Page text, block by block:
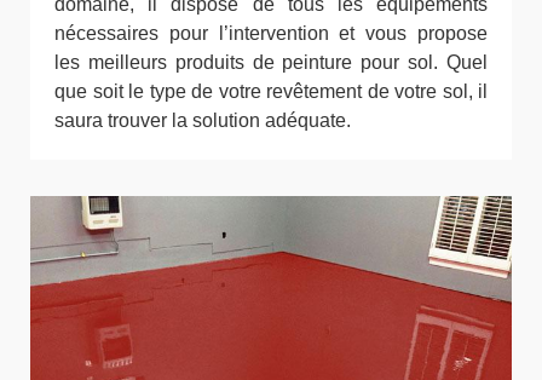
domaine, il dispose de tous les équipements
nécessaires pour l’intervention et vous propose
les meilleurs produits de peinture pour sol. Quel
que soit le type de votre revêtement de votre sol, il
saura trouver la solution adéquate.